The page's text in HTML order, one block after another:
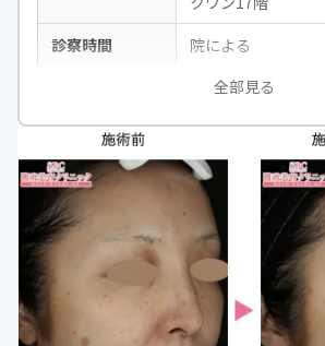
診察時間
院による
院による
連絡先
0120-562-777
全部見る